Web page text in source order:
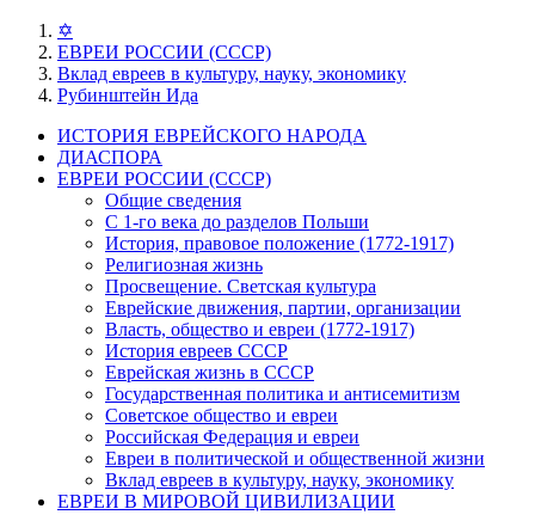
✡
ЕВРЕИ РОССИИ (СССР)
Вклад евреев в культуру, науку, экономику
Рубинштейн Ида
ИСТОРИЯ ЕВРЕЙСКОГО НАРОДА
ДИАСПОРА
ЕВРЕИ РОССИИ (СССР)
Общие сведения
С 1-го века до разделов Польши
История, правовое положение (1772-1917)
Религиозная жизнь
Просвещение. Светская культура
Еврейские движения, партии, организации
Власть, общество и евреи (1772-1917)
История евреев СССР
Еврейская жизнь в СССР
Государственная политика и антисемитизм
Советское общество и евреи
Российская Федерация и евреи
Евреи в политической и общественной жизни
Вклад евреев в культуру, науку, экономику
ЕВРЕИ В МИРОВОЙ ЦИВИЛИЗАЦИИ